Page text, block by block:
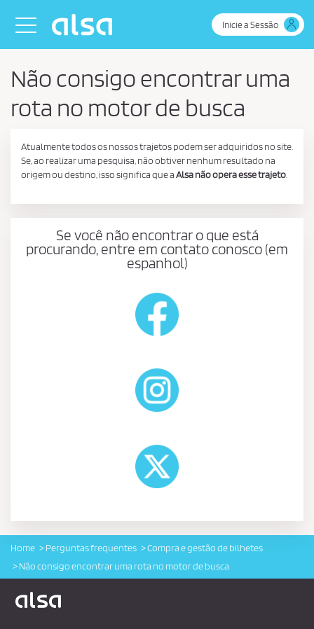
Skip to Main Content
Toggle navigation
Inicie a Sessão
Não consigo encontrar uma
rota no motor de busca
Atualmente todos os nossos trajetos podem ser adquiridos no site.
Se, ao realizar uma pesquisa, não obtiver nenhum resultado na
origem ou destino, isso significa que aAlsa não opera esse trajeto
Se você não encontrar o que está
procurando, entre em contato conosco (em
espanhol)
Home Perguntas frequentes
Compra e gestão de bilhetes
Não consigo encontrar uma rota no motor de busca
Logo Alsa